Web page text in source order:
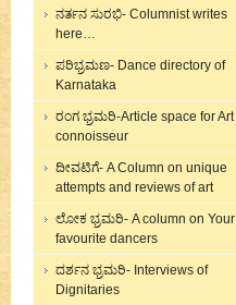
ನರ್ತನ ಸುರಭಿ- Columnist writes
here…
ಪರಿಭ್ರಮಣ- Dance directory of
Karnataka
ರಂಗ ಭ್ರಮರಿ-Article space for Art
connoisseur
ದೀವಟಿಗೆ- A Column on unique
attempts and reviews of art
ಲೋಕ ಭ್ರಮರಿ- A column on Your
favourite dancers
ದರ್ಶನ ಭ್ರಮರಿ- Interviews of
Dignitaries